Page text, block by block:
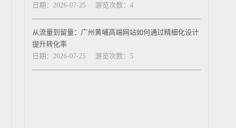
日期：2026-07-25
游览次数：4
从流量到留量：广州黄埔高端网站如何通过精细化设计
提升转化率
日期：2026-07-25
游览次数：5